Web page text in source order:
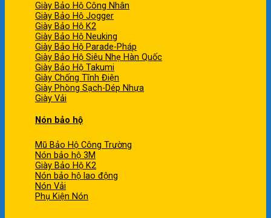
Giày Bảo Hộ Công Nhân
Giày Bảo Hộ Jogger
Giày Bảo Hộ K2
Giày Bảo Hộ Neuking
Giày Bảo Hộ Parade-Pháp
Giày Bảo Hộ Siêu Nhẹ Hàn Quốc
Giày Bảo Hộ Takumi
Giày Chống Tĩnh Điện
Giày Phòng Sạch-Dép Nhựa
Giày Vải
Nón bảo hộ
Mũ Bảo Hộ Công Trường
Nón bảo hộ 3M
Giày Bảo Hộ K2
Nón bảo hộ lao động
Nón Vải
Phụ Kiện Nón